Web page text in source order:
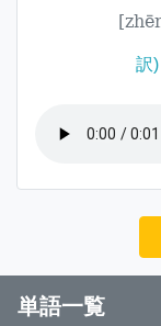
訳)
単語一覧